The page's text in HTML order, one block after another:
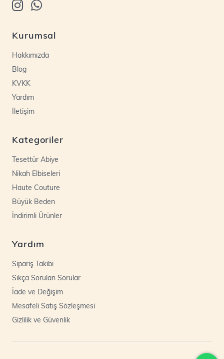
Kurumsal
Hakkımızda
Blog
KVKK
Yardım
İletişim
Kategoriler
Tesettür Abiye
Nikah Elbiseleri
Haute Couture
Büyük Beden
İndirimli Ürünler
Yardım
Sipariş Takibi
Sıkça Sorulan Sorular
İade ve Değişim
Mesafeli Satış Sözleşmesi
Gizlilik ve Güvenlik